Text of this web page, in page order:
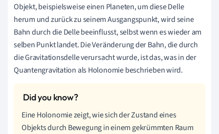
Objekt, beispielsweise einen Planeten, um diese Delle
herum und zurück zu seinem Ausgangspunkt, wird seine
Bahn durch die Delle beeinflusst, selbst wenn es wieder am
selben Punkt landet. Die Veränderung der Bahn, die durch
die Gravitationsdelle verursacht wurde, ist das, was in der
Quantengravitation als Holonomie beschrieben wird.
Eine Holonomie zeigt, wie sich der Zustand eines
Objekts durch Bewegung in einem gekrümmten Raum